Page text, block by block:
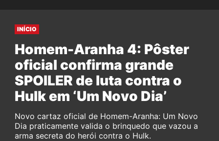
INÍCIO
Homem-Aranha 4: Pôster
oficial confirma grande
SPOILER de luta contra o
Hulk em ‘Um Novo Dia’
Novo cartaz oficial de Homem-Aranha: Um Novo
Dia praticamente valida o brinquedo que vazou a
arma secreta do herói contra o Hulk.